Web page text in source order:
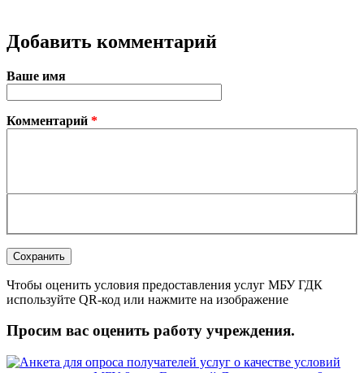
Добавить комментарий
Ваше имя
Комментарий *
Чтобы оценить условия предоставления услуг МБУ ГДК
используйте QR-код или нажмите на изображение
Просим вас оценить работу учреждения.